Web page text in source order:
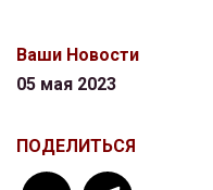
Ваши Новости
05 мая 2023
ПОДЕЛИТЬСЯ